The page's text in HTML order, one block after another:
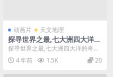
动画片 天文地理
探寻世界之最,七大洲四大洋的
奇幻之旅
探寻世界之最,七大洲四大洋的奇幻
之旅，12集高清视频
4 年前 1.5K 20